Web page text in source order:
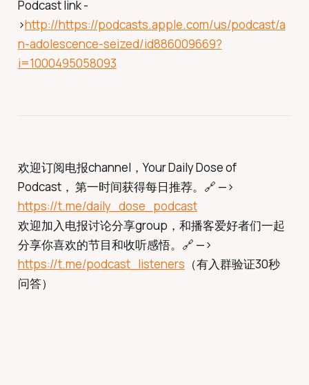
Podcast link -
>http://https://podcasts.apple.com/us/podcast/a
n-adolescence-seized/id886009669?
i=1000495058093
欢迎订阅电报channel，Your Daily Dose of
Podcast， 第一时间获得每日推荐。🔗 —>
https://t.me/daily_dose_podcast
欢迎加入电报讨论分享group，和播客爱好者们一起
分享你喜欢的节目和收听感悟。🔗 —>
https://t.me/podcast_listeners （有入群验证30秒
问答）